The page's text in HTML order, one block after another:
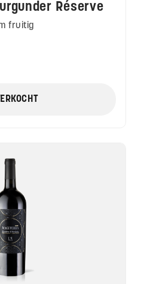
Réserve
fruitig